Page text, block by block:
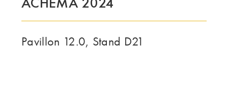
LE GROUPE | TRESPA INTERNATIONAL
Pavillon 12.0, Stand D21